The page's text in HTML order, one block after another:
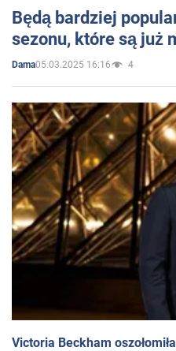
Będą bardziej
sezonu, które są już
Dama05.03.2025 16:16 4
Victoria Beckham